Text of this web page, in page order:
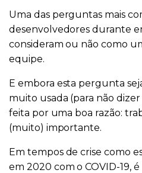
Uma das perguntas mais
desenvolvedores durante
consideram ou não como
equipe.
E embora esta pergunta
muito usada (para não
feita por uma boa razão:
(muito) importante.
Em tempos de crise como
em 2020 com o COVID-19,